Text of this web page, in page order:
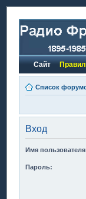
Сайт
Список
Вход
Имя
Пароль: